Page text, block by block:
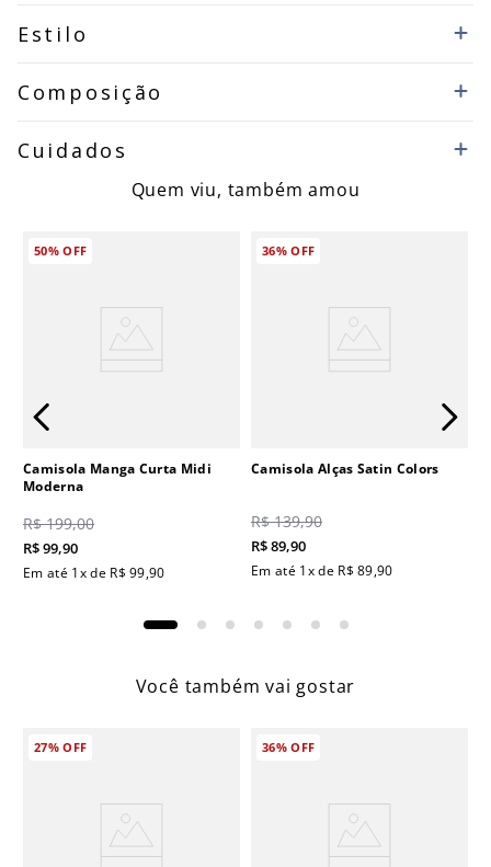
Estilo
Composição
Cuidados
Quem viu, também amou
50%OFF
Camisola Manga Curta Midi
Moderna
R$ 199,00
R$99,90
Em até 1x de R$ 99,90
36%OFF
Camisola Alças Satin Colors
R$ 139,90
R$89,90
Em até 1x de R$ 89,90
Você também vai gostar
27%OFF 36%OFF